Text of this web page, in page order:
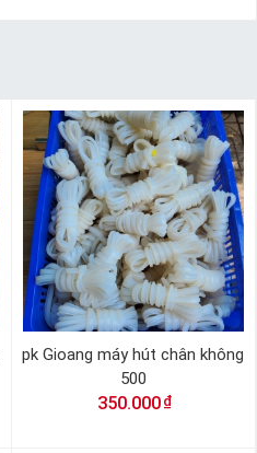
pk Gioang máy hút chân không
500
350.000 ₫